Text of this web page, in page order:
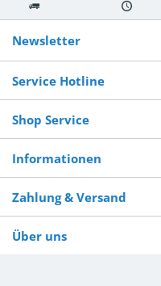
Kostenloser
Versand ab €
250,-
Versand
Newsletter
Service Hotline
Shop Service
Informationen
Zahlung & Versand
Über uns